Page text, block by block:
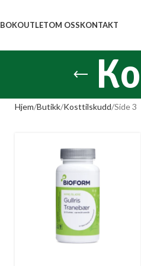
BOKOUTLETOM OSSKONTAKT
Hjem Butikk Kosttilskudd Side 3